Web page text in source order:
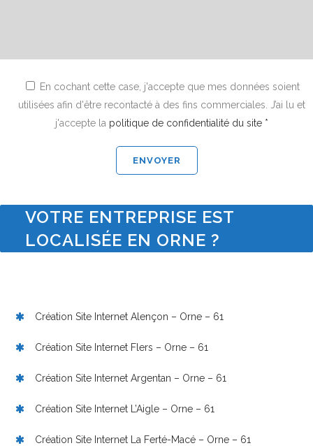
En cochant cette case, j'accepte que mes données soient
utilisées afin d'être recontacté à des fins commerciales. J’ai lu et
j'accepte la politique de confidentialité du site *
VOTRE ENTREPRISE EST
LOCALISÉE EN ORNE ?
Création Site Internet Alençon – Orne – 61
Création Site Internet Flers – Orne – 61
Création Site Internet Argentan – Orne – 61
Création Site Internet L’Aigle – Orne – 61
Création Site Internet La Ferté-Macé – Orne – 61